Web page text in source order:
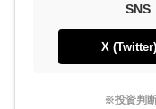
SNS
X (Twitter)
※投資判